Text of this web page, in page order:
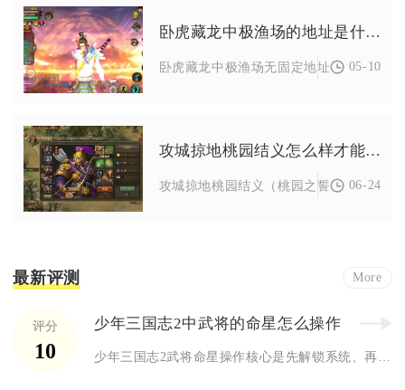
卧虎藏龙中极渔场的地址是什么
卧虎藏龙中极渔场无固定地址，以随机刷
05-10
攻城掠地桃园结义怎么样才能开始
攻城掠地桃园结义（桃园之誓）需满足三
06-24
最新评测 More
评分
10
少年三国志2中武将的命星怎么操作